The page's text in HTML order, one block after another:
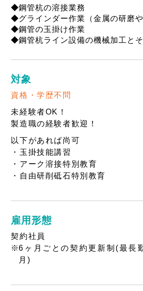
鋼管杭の溶接業務
グラインダー作業（金属の研磨
鋼管の玉掛け作業
鋼管杭ライン設備の機械加工と
対象
資格・学歴不問
未経験者OK！
製造職の経験者歓迎！
以下があれば尚可
・玉掛技能講習
・アーク溶接特別教育
・自由研削砥石特別教育
雇用形態
契約社員
6ヶ月ごとの契約更新制(最長
月)